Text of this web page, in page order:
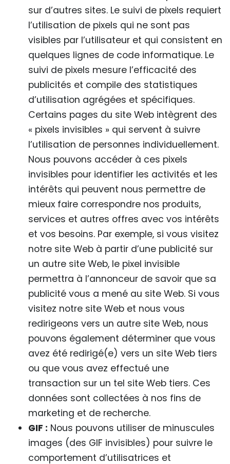
sur d’autres sites. Le suivi de pixels requiert
l’utilisation de pixels qui ne sont pas
visibles par l’utilisateur et qui consistent en
quelques lignes de code informatique. Le
suivi de pixels mesure l’efficacité des
publicités et compile des statistiques
d’utilisation agrégées et spécifiques.
Certains pages du site Web intègrent des
« pixels invisibles » qui servent à suivre
l’utilisation de personnes individuellement.
Nous pouvons accéder à ces pixels
invisibles pour identifier les activités et les
intérêts qui peuvent nous permettre de
mieux faire correspondre nos produits,
services et autres offres avec vos intérêts
et vos besoins. Par exemple, si vous visitez
notre site Web à partir d’une publicité sur
un autre site Web, le pixel invisible
permettra à l’annonceur de savoir que sa
publicité vous a mené au site Web. Si vous
visitez notre site Web et nous vous
redirigeons vers un autre site Web, nous
pouvons également déterminer que vous
avez été redirigé(e) vers un site Web tiers
ou que vous avez effectué une
transaction sur un tel site Web tiers. Ces
données sont collectées à nos fins de
marketing et de recherche.
GIF : Nous pouvons utiliser de minuscules
images (des GIF invisibles) pour suivre le
comportement d’utilisatrices et